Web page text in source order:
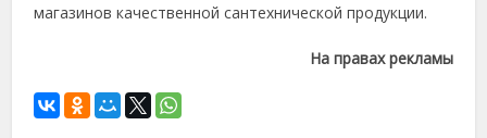
магазинов качественной сантехнической продукции.
На правах рекламы